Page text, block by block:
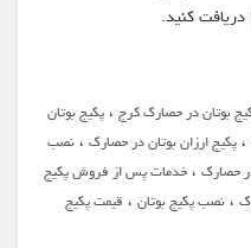
دریافت کنید.
بوتان در حصارک کرج،پکیج بوتان
،پکیج ارزان بوتان در حصارک،نصب
حصارک،خدمات پس از فروش پکیج
،نصب پکیج بوتان، قیمت پکیج